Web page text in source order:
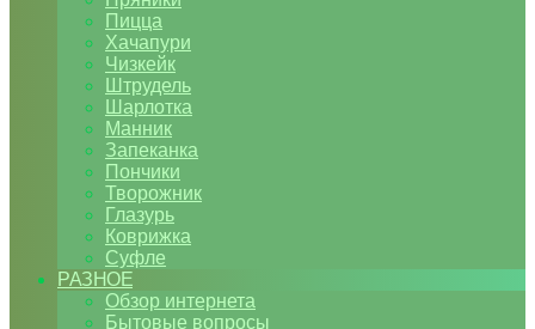
Пицца
Хачапури
Чизкейк
Штрудель
Шарлотка
Манник
Запеканка
Пончики
Творожник
Глазурь
Коврижка
Суфле
РАЗНОЕ
Обзор интернета
Бытовые вопросы